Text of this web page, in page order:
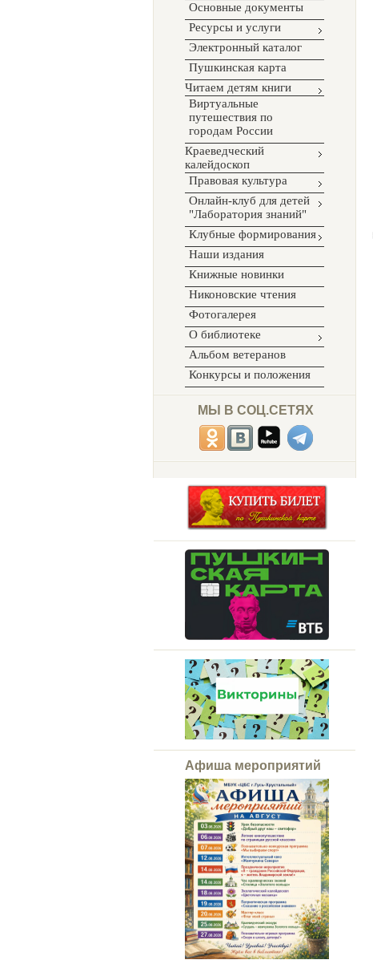
Основные документы
Ресурсы и услуги
Электронный каталог
Пушкинская карта
Читаем детям книги
Виртуальные
путешествия по
городам России
Краеведческий
калейдоскоп
Правовая культура
Онлайн-клуб для детей
"Лаборатория знаний"
Клубные формирования
Наши издания
Книжные новинки
Никоновские чтения
Фотогалерея
О библиотеке
Альбом ветеранов
Конкурсы и положения
МЫ В СОЦ.СЕТЯХ
Афиша мероприятий